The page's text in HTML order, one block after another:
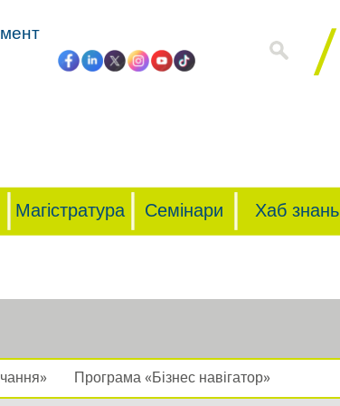
Магістратура Семінари Хаб знань
Програма «Бізнес навігатор»